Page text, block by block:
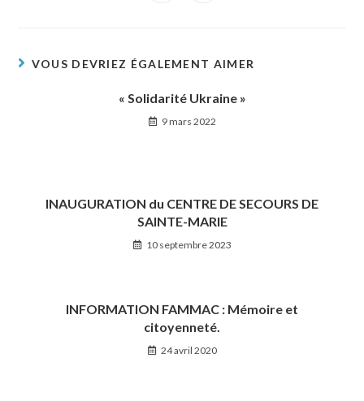
VOUS DEVRIEZ ÉGALEMENT AIMER
« Solidarité Ukraine »
9 mars 2022
INAUGURATION du CENTRE DE SECOURS DE
SAINTE-MARIE
10 septembre 2023
INFORMATION FAMMAC : Mémoire et
citoyenneté.
24 avril 2020